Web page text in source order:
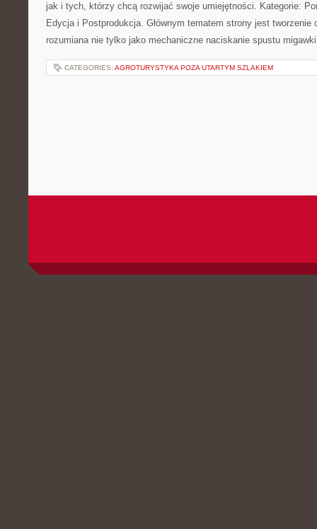
jak i tych, którzy chcą rozwijać swoje umiejętności. Kategorie:
Edycja i Postprodukcja. Głównym tematem strony jest tworzenie
rozumiana nie tylko jako mechaniczne naciskanie spustu
CATEGORIES: AGROTURYSTYKA POZA UTARTYM SZLAKIEM